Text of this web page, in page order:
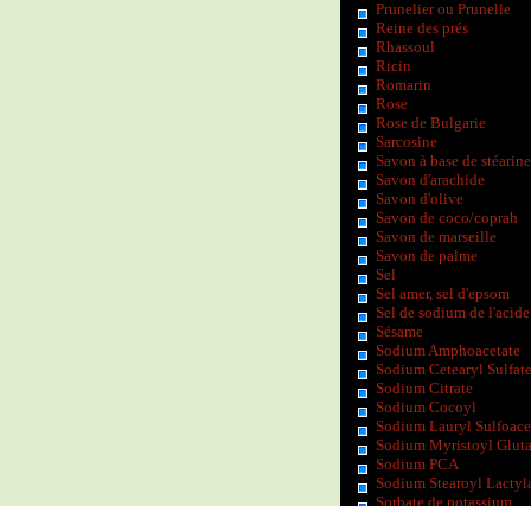
Prunelier ou Prunelle
Reine des prés
Rhassoul
Ricin
Romarin
Rose
Rose de Bulgarie
Sarcosine
Savon à base de stéarine
Savon d'arachide
Savon d'olive
Savon de coco/coprah
Savon de marseille
Savon de palme
Sel
Sel amer, sel d'epsom
Sel de sodium de
Sésame
Sodium Amphoacetate
Sodium Cetearyl Sulfate
Sodium Citrate
Sodium Cocoyl
Sodium Lauryl
Sodium Myristoyl
Sodium PCA
Sodium Stearoyl
Sorbate de potassium